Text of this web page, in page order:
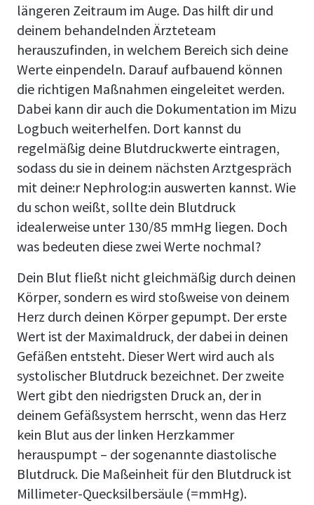
längeren Zeitraum im Auge. Das hilft dir und
deinem behandelnden Ärzteteam
herauszufinden, in welchem Bereich sich deine
Werte einpendeln. Darauf aufbauend können
die richtigen Maßnahmen eingeleitet werden.
Dabei kann dir auch die Dokumentation im Mizu
Logbuch weiterhelfen. Dort kannst du
regelmäßig deine Blutdruckwerte eintragen,
sodass du sie in deinem nächsten Arztgespräch
mit deine:r Nephrolog:in auswerten kannst. Wie
du schon weißt, sollte dein Blutdruck
idealerweise unter 130/85 mmHg liegen. Doch
was bedeuten diese zwei Werte nochmal?
Dein Blut fließt nicht gleichmäßig durch deinen
Körper, sondern es wird stoßweise von deinem
Herz durch deinen Körper gepumpt. Der erste
Wert ist der Maximaldruck, der dabei in deinen
Gefäßen entsteht. Dieser Wert wird auch als
systolischer Blutdruck bezeichnet. Der zweite
Wert gibt den niedrigsten Druck an, der in
deinem Gefäßsystem herrscht, wenn das Herz
kein Blut aus der linken Herzkammer
herauspumpt – der sogenannte diastolische
Blutdruck. Die Maßeinheit für den Blutdruck ist
Millimeter-Quecksilbersäule (=mmHg).